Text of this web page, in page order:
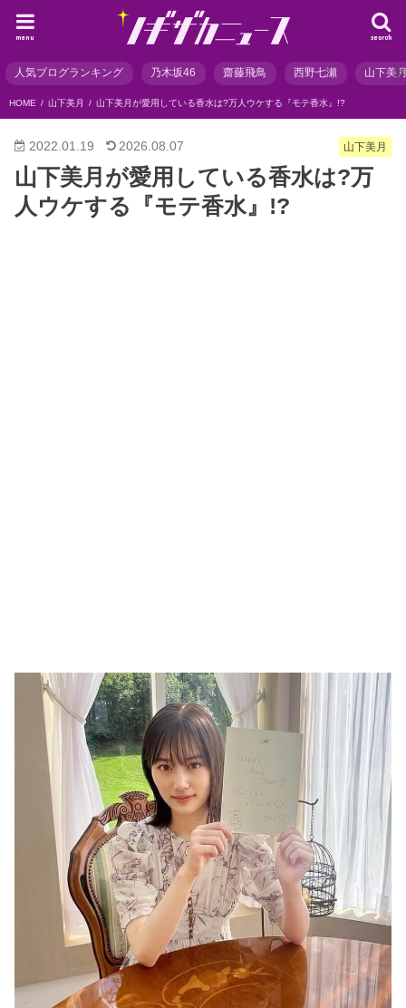
search
menu
人気ブログランキング 乃木坂46 齋藤飛鳥 西野七瀬 山下美
HOME 山下美月 山下美月が愛用している香水は?万人ウケする『モテ香水』!?
山下美月
2022.01.19 2026.08.07
山下美月が愛用している香水は?万
人ウケする『モテ香水』!?